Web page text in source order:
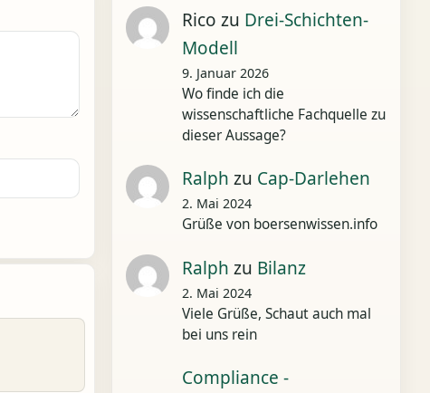
Rico zu Drei-Schichten-
Modell
9. Januar 2026
Wo finde ich die
wissenschaftliche Fachquelle zu
dieser Aussage?
Ralph zu Cap-Darlehen
2. Mai 2024
Grüße von boersenwissen.info
Ralph zu Bilanz
2. Mai 2024
Viele Grüße, Schaut auch mal
bei uns rein
Compliance -